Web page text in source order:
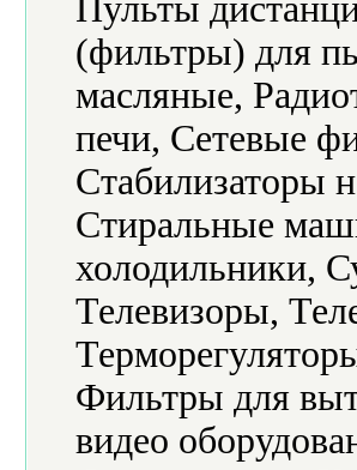
Пульты
(фильтры) для
масляные,
печи, Сетевые
Стабилизаторы
Стиральные
холодильники,
Телевизоры,
Фильтры для
видео